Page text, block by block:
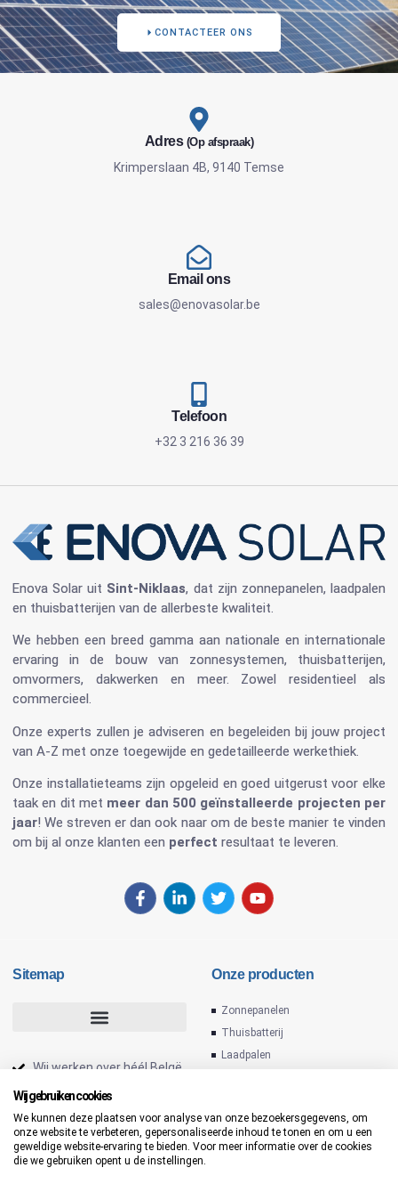
CONTACTEER ONS
Adres (Op afspraak)
Krimperslaan 4B, 9140 Temse
Email ons
sales@enovasolar.be
Telefoon
+32 3 216 36 39
Enova Solar uit Sint-Niklaas, dat zijn zonnepanelen, laadpalen
en thuisbatterijen van de allerbeste kwaliteit.
We hebben een breed gamma aan nationale en internationale
ervaring in de bouw van zonnesystemen, thuisbatterijen,
omvormers, dakwerken en meer. Zowel residentieel als
commercieel.
Onze experts zullen je adviseren en begeleiden bij jouw project
van A-Z met onze toegewijde en gedetailleerde werkethiek.
Onze installatieteams zijn opgeleid en goed uitgerust voor elke
taak en dit met meer dan 500 geïnstalleerde projecten per
jaar! We streven er dan ook naar om de beste manier te vinden
om bij al onze klanten een perfect resultaat te leveren.
Sitemap
Wij werken over héél Belgë
PV installatie
Laadpaal thuis
Thuis batterij
Slimme laadpaal
Onze producten
Zonnepanelen
Thuisbatterij
Laadpalen
Wij gebruiken cookies
We kunnen deze plaatsen voor analyse van onze bezoekersgegevens, om
onze website te verbeteren, gepersonaliseerde inhoud te tonen en om u een
geweldige website-ervaring te bieden. Voor meer informatie over de cookies
die we gebruiken opent u de instellingen.